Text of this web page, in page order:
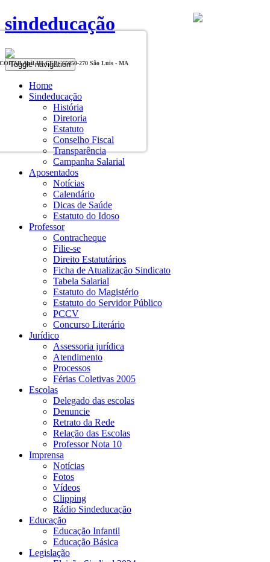
sindeducação
Toggle navigation
Home
Sindeducação
História
Diretoria
Estatuto
Conselho Fiscal
Transparência
Campanha Salarial
Aposentados
Notícias
Calendário
Dicas de Saúde
Estatuto do Idoso
Professor
Contracheque
Filie-se
Direito Estatutários
Ficha de Atualização Sindicato
Tabela Salarial
Estatuto do Magistério
Estatuto do Servidor Público
PCCV
Concurso Literário
Jurídico
Assessoria jurídica
Atendimento
Processos
Férias Coletivas 2005
Escolas
Delegado das escolas
Denuncie
Retrato da Rede
Relação das Escolas
Professor Nota 10
Imprensa
Notícias
Fotos
Vídeos
Clipping
Rádio Sindeducação
Educação
Educação Infantil
Educação Básica
Legislação
COHAB Anil III CEP - 65050-270 São Luis - MA